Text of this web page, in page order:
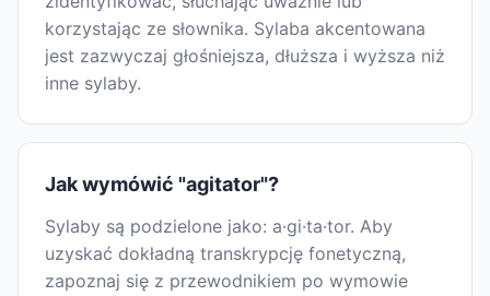
korzystając ze słownika. Sylaba akcentowana
jest zazwyczaj głośniejsza, dłuższa i wyższa niż
inne sylaby.
Jak wymówić "agitator"?
Sylaby są podzielone jako: a·gi·ta·tor. Aby
uzyskać dokładną transkrypcję fonetyczną,
zapoznaj się z przewodnikiem po wymowie